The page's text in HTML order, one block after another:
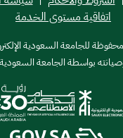
مستوى الخدمة
الإلكترونية © 2026
الجامعة السعودية الإلكترونية